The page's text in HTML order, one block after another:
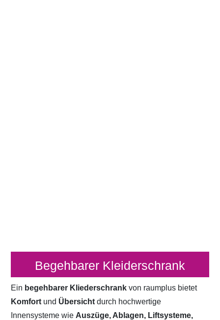
Begehbarer Kleiderschrank
Ein begehbarer Kliederschrankvon raumplus bietet
Komfort und Übersicht durch hochwertige
Innensysteme wie Auszüge, Ablagen, Liftsysteme,